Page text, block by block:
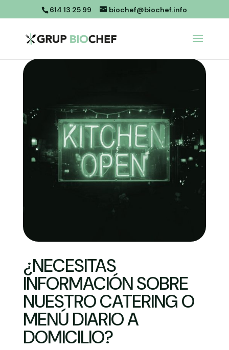
614 13 25 99 biochef@biochef.info
¿NECESITAS
INFORMACIÓN SOBRE
NUESTRO CATERING O
MENÚ DIARIO A
DOMICILIO?